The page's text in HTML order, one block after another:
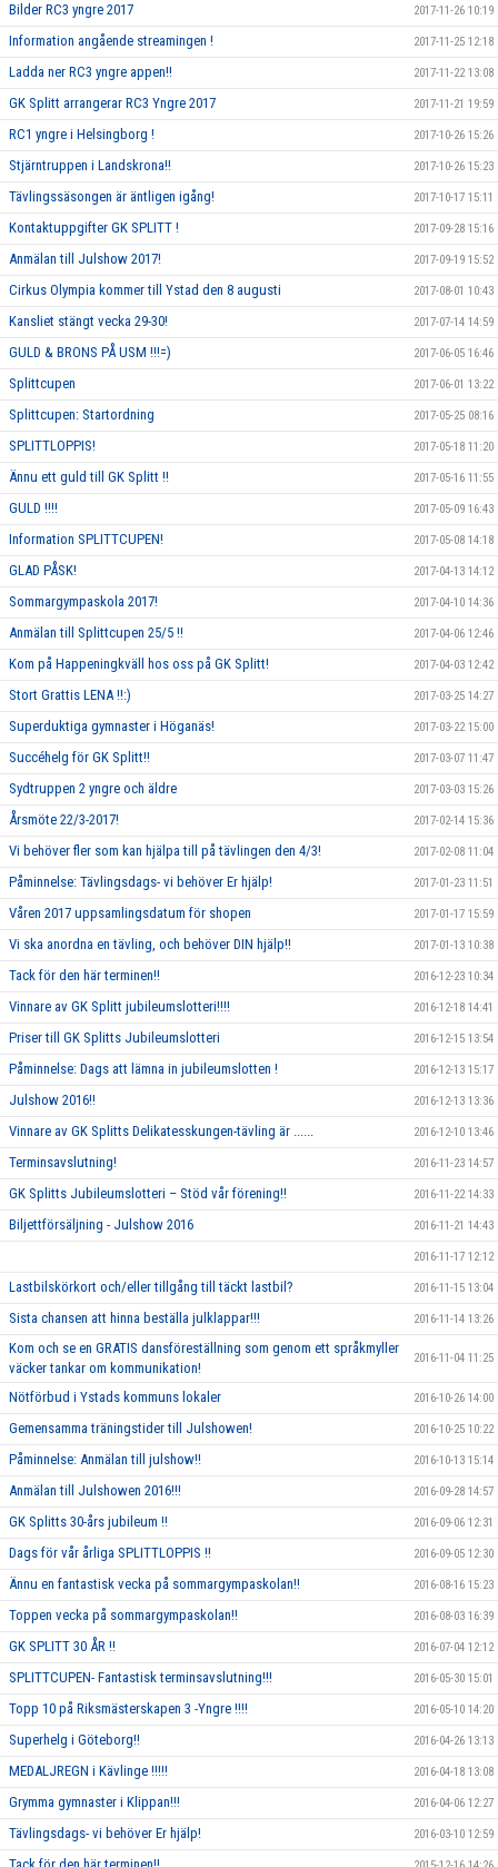
Bilder RC3 yngre 2017 2017-11-26 10:19
Information angående streamingen ! 2017-11-25 12:18
Ladda ner RC3 yngre appen!! 2017-11-22 13:08
GK Splitt arrangerar RC3 Yngre 2017 2017-11-21 19:59
RC1 yngre i Helsingborg ! 2017-10-26 15:26
Stjärntruppen i Landskrona!! 2017-10-26 15:23
Tävlingssäsongen är äntligen igång! 2017-10-17 15:11
Kontaktuppgifter GK SPLITT ! 2017-09-28 15:16
Anmälan till Julshow 2017! 2017-09-19 15:52
Cirkus Olympia kommer till Ystad den 8 augusti 2017-08-01 10:43
Kansliet stängt vecka 29-30! 2017-07-14 14:59
GULD & BRONS PÅ USM !!!=) 2017-06-05 16:46
Splittcupen 2017-06-01 13:22
Splittcupen: Startordning 2017-05-25 08:16
SPLITTLOPPIS! 2017-05-18 11:20
Ännu ett guld till GK Splitt !! 2017-05-16 11:55
GULD !!!! 2017-05-09 16:43
Information SPLITTCUPEN! 2017-05-08 14:18
GLAD PÅSK! 2017-04-13 14:12
Sommargympaskola 2017! 2017-04-10 14:36
Anmälan till Splittcupen 25/5 !! 2017-04-06 12:46
Kom på Happeningkväll hos oss på GK Splitt! 2017-04-03 12:42
Stort Grattis LENA !!:) 2017-03-25 14:27
Superduktiga gymnaster i Höganäs! 2017-03-22 15:00
Succéhelg för GK Splitt!! 2017-03-07 11:47
Sydtruppen 2 yngre och äldre 2017-03-03 15:26
Årsmöte 22/3-2017! 2017-02-14 15:36
Vi behöver fler som kan hjälpa till på tävlingen den 4/3! 2017-02-08 11:04
Påminnelse: Tävlingsdags- vi behöver Er hjälp! 2017-01-23 11:51
Våren 2017 uppsamlingsdatum för shopen 2017-01-17 15:59
Vi ska anordna en tävling, och behöver DIN hjälp!! 2017-01-13 10:38
Tack för den här terminen!! 2016-12-23 10:34
Vinnare av GK Splitt jubileumslotteri!!!! 2016-12-18 14:41
Priser till GK Splitts Jubileumslotteri 2016-12-15 13:54
Påminnelse: Dags att lämna in jubileumslotten ! 2016-12-13 15:17
Julshow 2016!! 2016-12-13 13:36
Vinnare av GK Splitts Delikatesskungen-tävling är ...... 2016-12-10 13:46
Terminsavslutning! 2016-11-23 14:57
GK Splitts Jubileumslotteri – Stöd vår förening!! 2016-11-22 14:33
Biljettförsäljning - Julshow 2016 2016-11-21 14:43
2016-11-17 12:12
Lastbilskörkort och/eller tillgång till täckt lastbil? 2016-11-15 13:04
Sista chansen att hinna beställa julklappar!!! 2016-11-14 13:26
Kom och se en GRATIS dansföreställning som genom ett språkmyller
väcker tankar om kommunikation!
2016-11-04 11:25
Nötförbud i Ystads kommuns lokaler 2016-10-26 14:00
Gemensamma träningstider till Julshowen! 2016-10-25 10:22
Påminnelse: Anmälan till julshow!! 2016-10-13 15:14
Anmälan till Julshowen 2016!!! 2016-09-28 14:57
GK Splitts 30-års jubileum !! 2016-09-06 12:31
Dags för vår årliga SPLITTLOPPIS !! 2016-09-05 12:30
Ännu en fantastisk vecka på sommargympaskolan!! 2016-08-16 15:23
Toppen vecka på sommargympaskolan!! 2016-08-03 16:39
GK SPLITT 30 ÅR !! 2016-07-04 12:12
SPLITTCUPEN- Fantastisk terminsavslutning!!! 2016-05-30 15:01
Topp 10 på Riksmästerskapen 3 -Yngre !!!! 2016-05-10 14:20
Superhelg i Göteborg!! 2016-04-26 13:13
MEDALJREGN i Kävlinge !!!!! 2016-04-18 13:08
Grymma gymnaster i Klippan!!! 2016-04-06 12:27
Tävlingsdags- vi behöver Er hjälp! 2016-03-10 12:59